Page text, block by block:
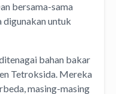
bersama-sama
digunakan untuk
bahan bakar
Tetroksida. Mereka
masing-masing